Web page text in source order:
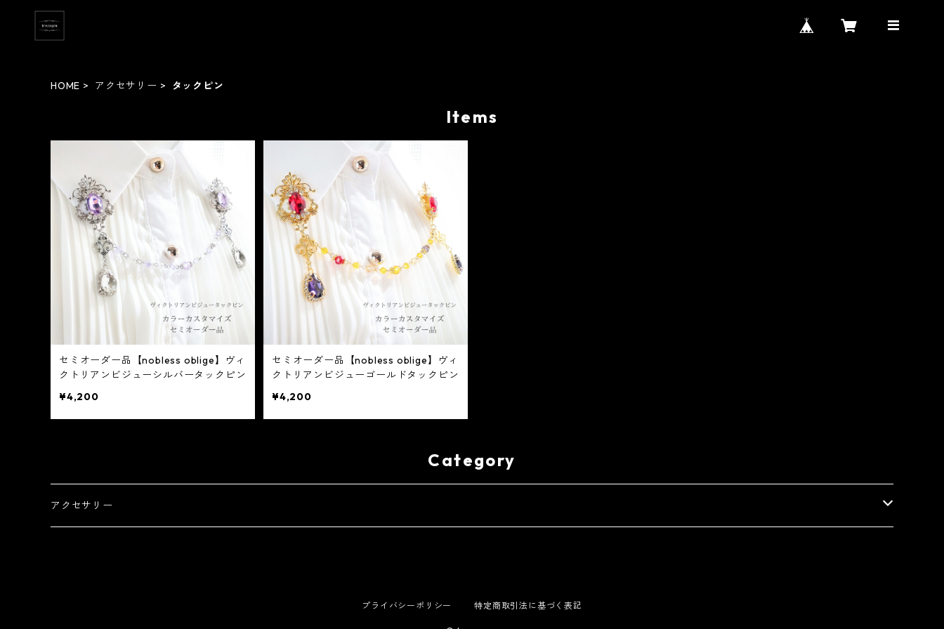
HOME アクセサリー タックピン
Items
セミオーダー品【nobless oblige】ヴィ
クトリアンビジューシルバータックピン
¥4,200
セミオーダー品【nobless oblige】ヴィ
クトリアンビジューゴールドタックピン
¥4,200
Category
アクセサリー
プライバシーポリシー 特定商取引法に基づく表記